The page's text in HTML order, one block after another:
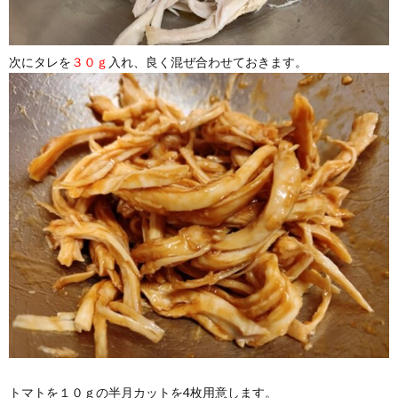
次にタレを ３０ｇ 入れ、良く混ぜ合わせておきます。
トマトを１０ｇの半月カットを4枚用意します。